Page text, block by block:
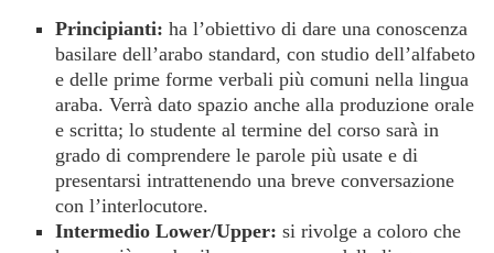
Principianti: ha l’obiettivo di dare una conoscenza
basilare dell’arabo standard, con studio dell’alfabeto
e delle prime forme verbali più comuni nella lingua
araba. Verrà dato spazio anche alla produzione orale
e scritta; lo studente al termine del corso sarà in
grado di comprendere le parole più usate e di
presentarsi intrattenendo una breve conversazione
con l’interlocutore.
Intermedio Lower/Upper: si rivolge a coloro che